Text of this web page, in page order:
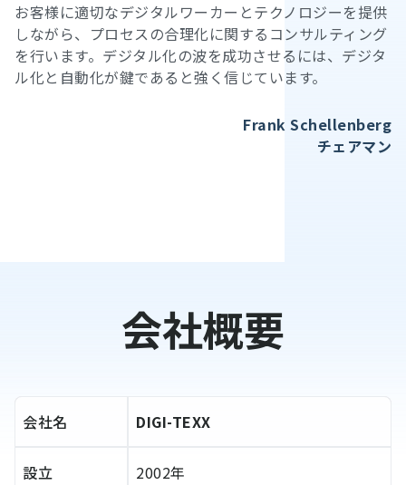
お客様に適切なデジタルワーカーとテクノロジーを提供
しながら、プロセスの合理化に関するコンサルティング
を行います。デジタル化の波を成功させるには、デジタ
ル化と自動化が鍵であると強く信じています。
Frank Schellenberg
チェアマン
会社概要
会社名 DIGI-TEXX
設立 2002年